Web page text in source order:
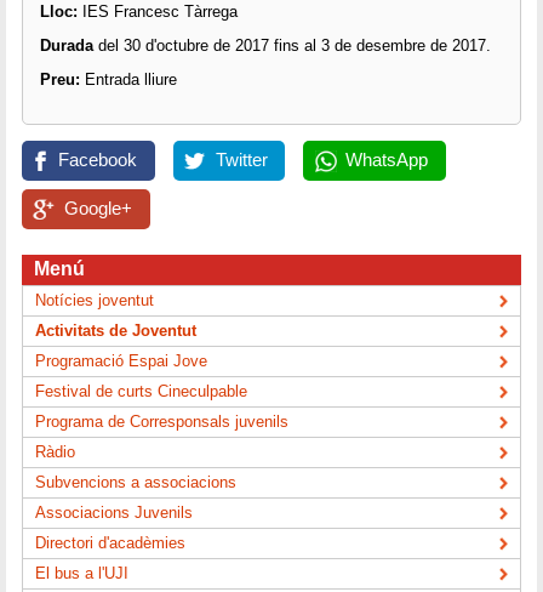
Lloc: IES Francesc Tàrrega
Durada del 30 d'octubre de 2017 fins al 3 de desembre de 2017.
Preu: Entrada lliure
Facebook Twitter WhatsApp
Google+
Menú
Notícies joventut
Activitats de Joventut
Programació Espai Jove
Festival de curts Cineculpable
Programa de Corresponsals juvenils
Ràdio
Subvencions a associacions
Associacions Juvenils
Directori d'acadèmies
El bus a l'UJI